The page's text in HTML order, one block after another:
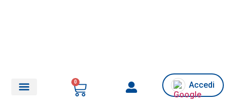
0 Accedi